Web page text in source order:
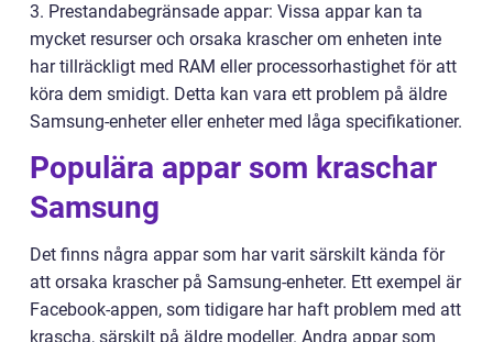
3. Prestandabegränsade appar: Vissa appar kan ta
mycket resurser och orsaka krascher om enheten inte
har tillräckligt med RAM eller processorhastighet för att
köra dem smidigt. Detta kan vara ett problem på äldre
Samsung-enheter eller enheter med låga specifikationer.
Populära appar som kraschar
Samsung
Det finns några appar som har varit särskilt kända för
att orsaka krascher på Samsung-enheter. Ett exempel är
Facebook-appen, som tidigare har haft problem med att
krascha, särskilt på äldre modeller. Andra appar som